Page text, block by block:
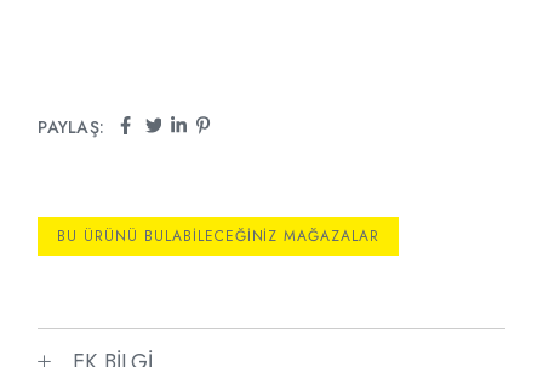
PAYLAŞ:
BU ÜRÜNÜ BULABILECEĞINIZ MAĞAZALAR